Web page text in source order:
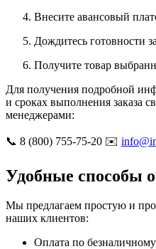
Внесите авансовый
Дождитесь готовности
Получите товар
Для получения подробной
и сроках выполнения заказа
менеджерами:
📞 8 (800) 755-75-20 ✉️
Удобные способы
Мы предлагаем простую и
наших клиентов:
Оплата по